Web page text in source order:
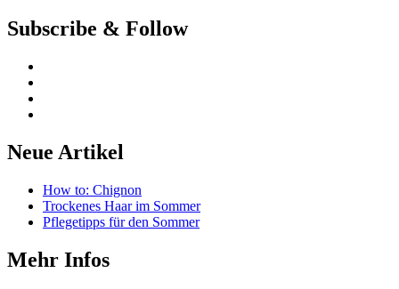
Subscribe & Follow
Neue Artikel
How to: Chignon
Trockenes Haar im Sommer
Pflegetipps für den Sommer
Mehr Infos